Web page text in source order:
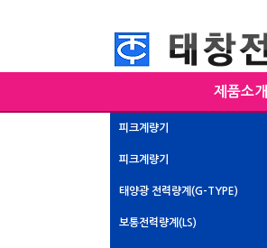
제품소개
피크계량기
피크계량기
태양광 전력량계(G-TYPE)
보통전력량계(LS)